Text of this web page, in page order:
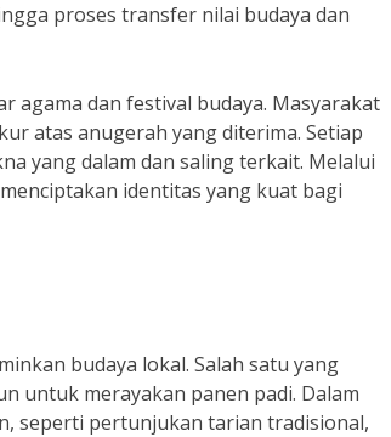
proses transfer nilai budaya dan
agama dan festival budaya. Masyarakat
atas anugerah yang diterima. Setiap
yang dalam dan saling terkait. Melalui
identitas yang kuat bagi
budaya lokal. Salah satu yang
untuk merayakan panen padi. Dalam
seperti pertunjukan tarian tradisional,